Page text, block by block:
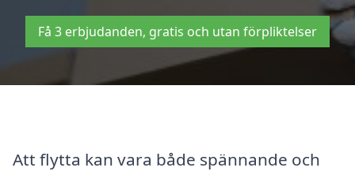
Få 3 erbjudanden, gratis och utan förpliktelser
Att flytta kan vara både spännande och